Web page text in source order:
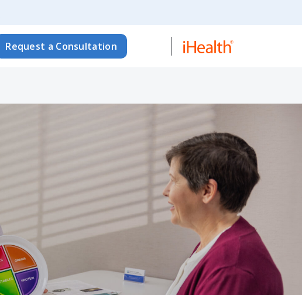
Request a Consultation